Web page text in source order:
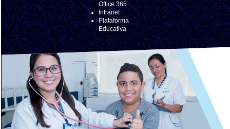
Office 365
Intranet
Plataforma
Educativa